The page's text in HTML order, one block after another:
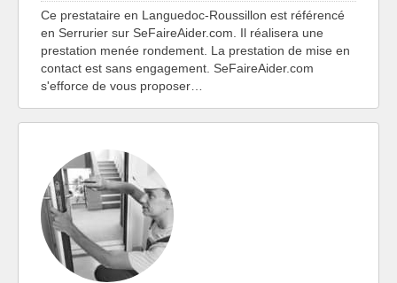
Ce prestataire en Languedoc-Roussillon est référencé
en Serrurier sur SeFaireAider.com. Il réalisera une
prestation menée rondement. La prestation de mise en
contact est sans engagement. SeFaireAider.com
s'efforce de vous proposer…